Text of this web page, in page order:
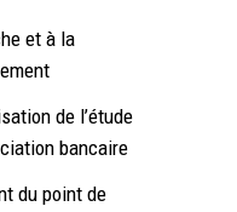
et à la
de l’étude
bancaire
du point de